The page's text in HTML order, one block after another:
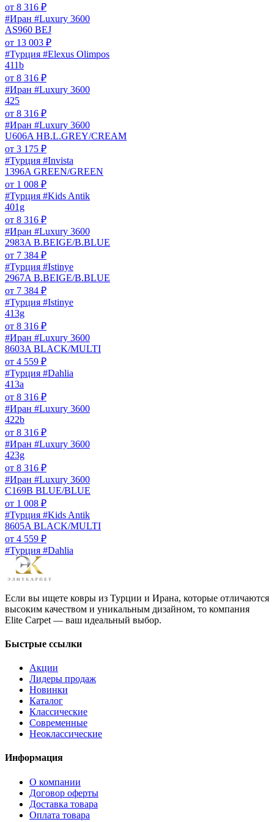
от 8 316 ₽
#Иран #Luxury 3600
AS960 BEJ
от 13 003 ₽
#Турция #Elexus Olimpos
411b
от 8 316 ₽
#Иран #Luxury 3600
425
от 8 316 ₽
#Иран #Luxury 3600
U606A HB.L.GREY/CREAM
от 3 175 ₽
#Турция #Invista
1396A GREEN/GREEN
от 1 008 ₽
#Турция #Kids Antik
401g
от 8 316 ₽
#Иран #Luxury 3600
2983A B.BEIGE/B.BLUE
от 7 384 ₽
#Турция #Istinye
2967A B.BEIGE/B.BLUE
от 7 384 ₽
#Турция #Istinye
413g
от 8 316 ₽
#Иран #Luxury 3600
8603A BLACK/MULTI
от 4 559 ₽
#Турция #Dahlia
413a
от 8 316 ₽
#Иран #Luxury 3600
422b
от 8 316 ₽
#Иран #Luxury 3600
423g
от 8 316 ₽
#Иран #Luxury 3600
C169B BLUE/BLUE
от 1 008 ₽
#Турция #Kids Antik
8605A BLACK/MULTI
от 4 559 ₽
#Турция #Dahlia
Если вы ищете ковры из Турции и Ирана, которые отличаются
высоким качеством и уникальным дизайном, то компания
Elite Carpet — ваш идеальный выбор.
Быстрые ссылки
Акции
Лидеры продаж
Новинки
Каталог
Классические
Современные
Неоклассические
Информация
О компании
Договор оферты
Доставка товара
Оплата товара